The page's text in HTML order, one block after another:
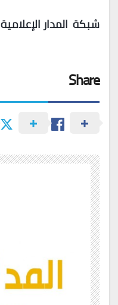
شبكة المدار الإعلامية
Share